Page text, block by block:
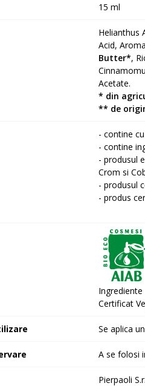
15 ml
Helianthus
Acid,
Butter*,
Acetate.
* din
** de
- contine
- contine
- produsul
Crom si
- produsul
- produs
Ingrediente
Certificat
Se aplica
A se folosi
Pierpaoli